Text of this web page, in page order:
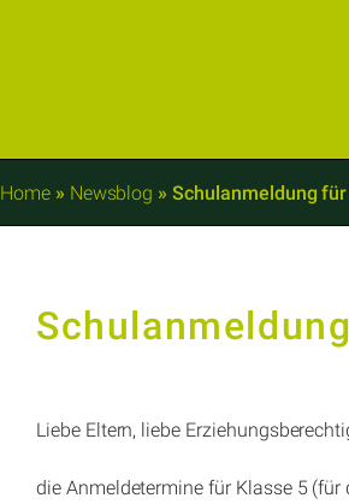
Home» Newsblog »Schulanmeldung
Liebe Eltern, liebe
die Anmeldetermine für Klasse 5